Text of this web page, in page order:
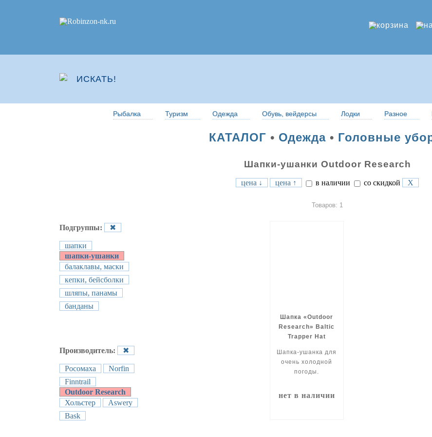
Рыбалка Туризм Одежда Обувь, вейдерсы Лодки Разное
КАТАЛОГ • Одежда • Головные
Шапки-ушанки Outdoor Research
цена ↓ цена ↑ в наличии со скидкой X
Товаров: 1
Подгруппы: ✖
шапки
шапки-ушанки
балаклавы, маски
кепки, бейсболки
шляпы, панамы
банданы
Производитель: ✖
Росомаха
Norfin
Finntrail
Outdoor Research
Хольстер
Aswery
Bask
Шапка «Outdoor
Research» Baltic
Trapper Hat
Шапка-ушанка для
очень холодной
погоды.
нет в наличии